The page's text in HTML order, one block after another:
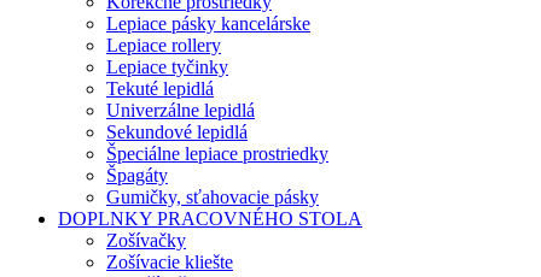
Lepiace pásky kancelárske
Lepiace rollery
Lepiace tyčinky
Tekuté lepidlá
Univerzálne lepidlá
Sekundové lepidlá
Špeciálne lepiace prostriedky
Špagáty
Gumičky, sťahovacie pásky
DOPLNKY PRACOVNÉHO STOLA
Zošívačky
Zošívacie kliešte